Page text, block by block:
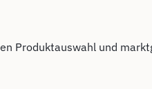
Produktauswahl und